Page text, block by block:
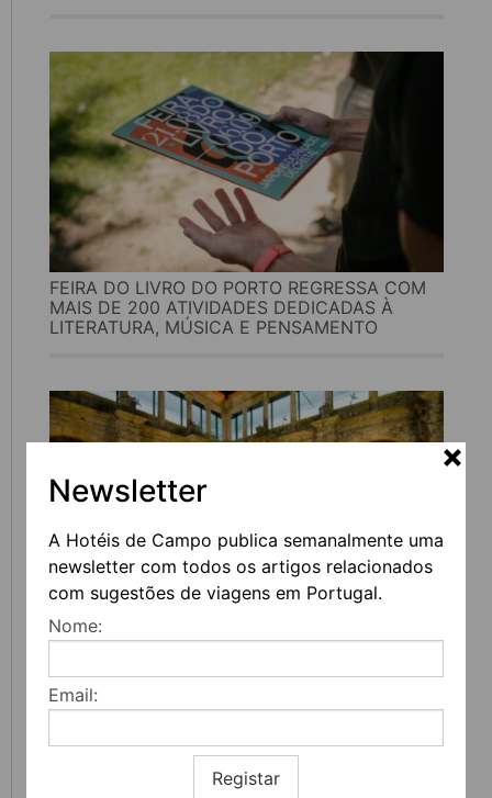
Newsletter
A Hotéis de Campo publica semanalmente uma
newsletter com todos os artigos relacionados
com sugestões de viagens em Portugal.
Nome:
Email:
Registar
FEIRA DO LIVRO DO PORTO REGRESSA COM
MAIS DE 200 ATIVIDADES DEDICADAS À
LITERATURA, MÚSICA E PENSAMENTO
UVVA REGRESSA A AMARANTE PARA
CELEBRAR O VINHO, A GASTRONOMIA E A